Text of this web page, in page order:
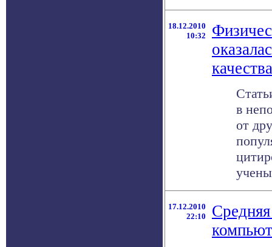
18.12.2010
10:32
в
от
17.12.2010
22:10